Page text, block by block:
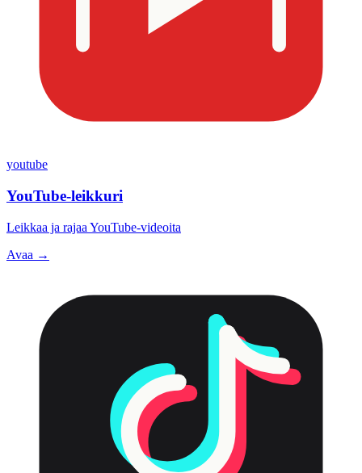
youtube
YouTube-leikkuri
Leikkaa ja rajaa YouTube-videoita
Avaa →